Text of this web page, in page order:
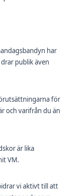
har
publik även
för
och varifrån du än
är lika
VM.
vi aktivt till att